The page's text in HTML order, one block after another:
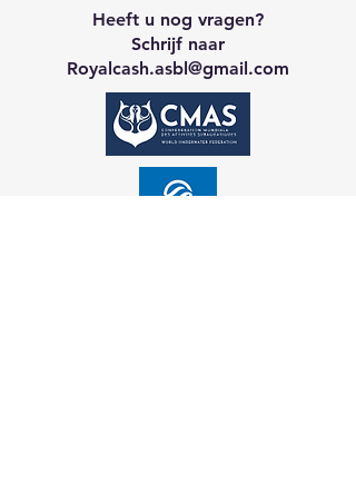
Heeft u nog vragen?
Schrijf naar
Royalcash.asbl@gmail.com